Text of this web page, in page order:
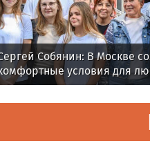
Собянин: В Москве
условия для
отдыха